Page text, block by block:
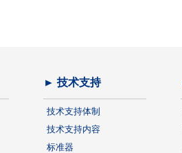
► 技术支持
技术支持体制
技术支持内容
标准器